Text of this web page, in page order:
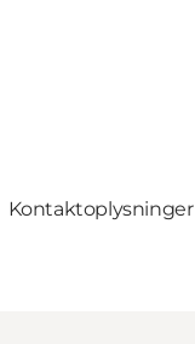
Kontaktoplysninger